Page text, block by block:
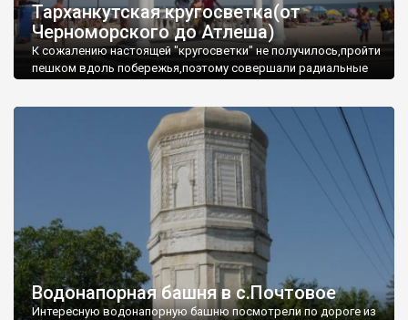
Тарханкутская кругосветка(от
Черноморского до Атлеша)
К сожалению настоящей "кругосветки" не получилось,пройти
пешком вдоль побережья,поэтому совершали радиальные
Водонапорная башня в с.Почтовое
Интересную водонапорную башню посмотрели по дороге из